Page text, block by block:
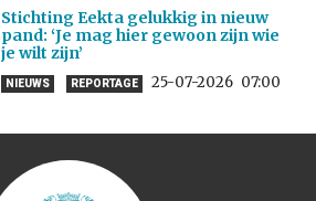
Stichting Eekta gelukkig in nieuw
pand: ‘Je mag hier gewoon zijn wie
je wilt zijn’
NIEUWS REPORTAGE 25-07-2026 07:00